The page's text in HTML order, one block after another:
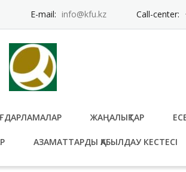
E-mail: info@kfu.kz Call-center:
ЖАҢАЛЫҚТАР
АЗАМАТТАРДЫ ҚАБЫЛДАУ КЕСТЕСІ